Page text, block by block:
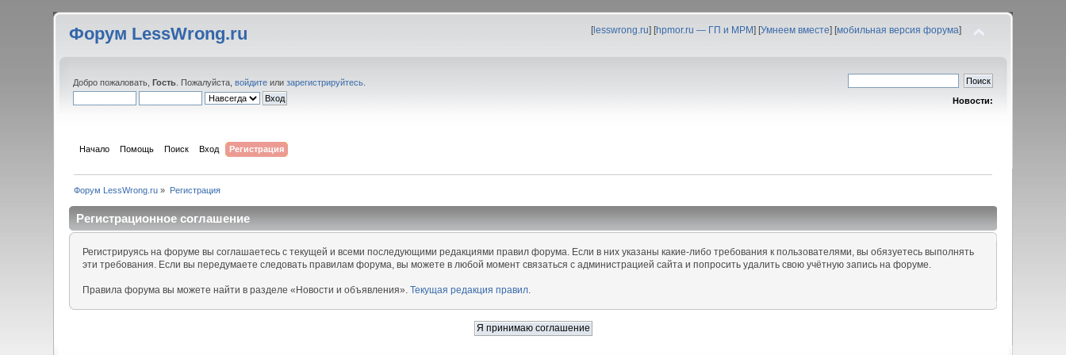
Форум LessWrong.ru [lesswrong.ru] [hpmor.ru — ГП и МРМ] [Умнеем вместе] [мобильная версия форума]
Добро пожаловать,Гость . Пожалуйста,войдите илизарегистрируйтесь
Новости:
Начало Помощь Поиск Вход Регистрация
Форум LessWrong.ru » Регистрация
Регистрационное соглашение
Регистрируясь на форуме вы соглашаетесь с текущей и всеми последующими редакциями правил форума. Если в них указаны какие-либо требования к пользователями, вы обязуетесь выполнять
эти требования. Если вы передумаете следовать правилам форума, вы можете в любой момент связаться с администрацией сайта и попросить удалить свою учётную запись на форуме.
Правила форума вы можете найти в разделе «Новости и объявления».Текущая редакция правил.